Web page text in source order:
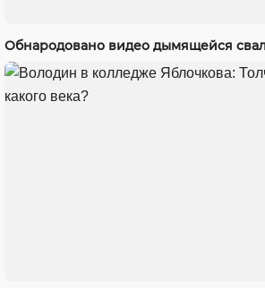
Обнародовано видео дымящейся